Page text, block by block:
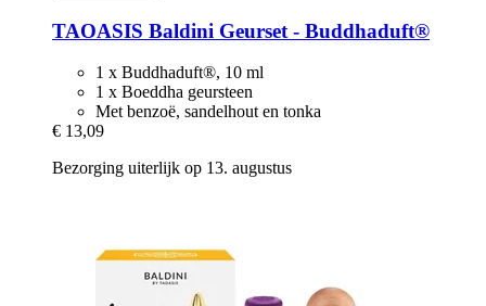
TAOASIS Baldini Geurset -​ Buddhaduft®
1 x Buddhaduft®, 10 ml
1 x Boeddha geursteen
Met benzoë, sandelhout en tonka
€ 13,09
Bezorging uiterlijk op 13. augustus